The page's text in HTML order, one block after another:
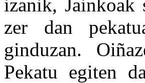
izanik, Jainkoak
zer dan
ginduzan.
Pekatu egiten